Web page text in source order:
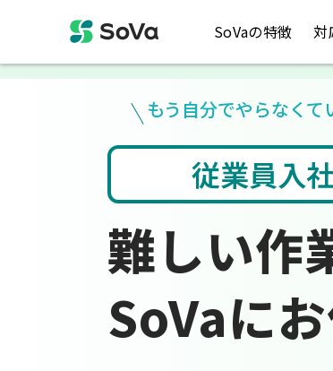
SoVaの特徴 対
もう自分でやらなくて
会計ソフト入
難しい作
SoVaにお